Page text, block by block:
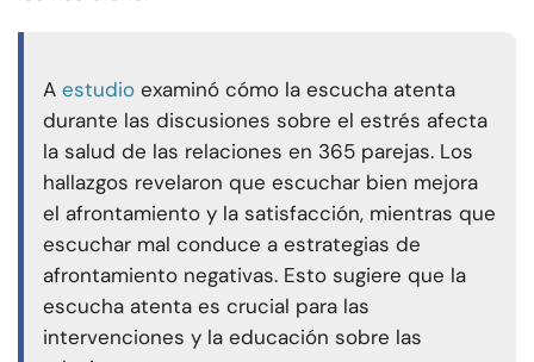
A estudio examinó cómo la escucha atenta
durante las discusiones sobre el estrés afecta
la salud de las relaciones en 365 parejas. Los
hallazgos revelaron que escuchar bien mejora
el afrontamiento y la satisfacción, mientras que
escuchar mal conduce a estrategias de
afrontamiento negativas. Esto sugiere que la
escucha atenta es crucial para las
intervenciones y la educación sobre las